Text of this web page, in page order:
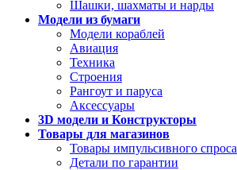
Шашки, шахматы и нарды
Модели из бумаги
Модели кораблей
Авиация
Техника
Строения
Рангоут и паруса
Аксессуары
3D модели и Конструкторы
Товары для магазинов
Товары импульсивного спроса
Детали по гарантии